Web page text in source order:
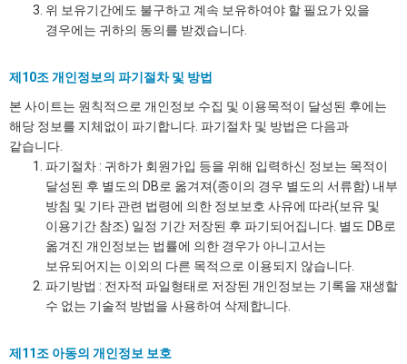
위 보유기간에도 불구하고 계속 보유하여야 할 필요가 있을
경우에는 귀하의 동의를 받겠습니다.
제10조 개인정보의 파기절차 및 방법
본 사이트는 원칙적으로 개인정보 수집 및 이용목적이 달성된 후에는
해당 정보를 지체없이 파기합니다. 파기절차 및 방법은 다음과
같습니다.
파기절차 : 귀하가 회원가입 등을 위해 입력하신 정보는 목적이
달성된 후 별도의 DB로 옮겨져(종이의 경우 별도의 서류함) 내부
방침 및 기타 관련 법령에 의한 정보보호 사유에 따라(보유 및
이용기간 참조) 일정 기간 저장된 후 파기되어집니다. 별도 DB로
옮겨진 개인정보는 법률에 의한 경우가 아니고서는
보유되어지는 이외의 다른 목적으로 이용되지 않습니다.
파기방법 : 전자적 파일형태로 저장된 개인정보는 기록을 재생할
수 없는 기술적 방법을 사용하여 삭제합니다.
제11조 아동의 개인정보 보호